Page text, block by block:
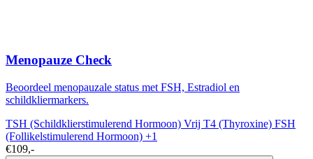
Menopauze Check
Beoordeel menopauzale status met FSH, Estradiol en
schildkliermarkers.
TSH (Schildklierstimulerend Hormoon) Vrij T4 (Thyroxine) FSH
(Follikelstimulerend Hormoon) +1
€109,-